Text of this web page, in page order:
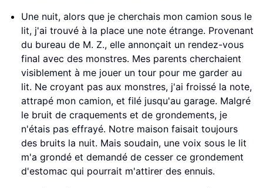
Une nuit, alors que je cherchais mon camion sous le
lit, j'ai trouvé à la place une note étrange. Provenant
du bureau de M. Z., elle annonçait un rendez-vous
final avec des monstres. Mes parents cherchaient
visiblement à me jouer un tour pour me garder au
lit. Ne croyant pas aux monstres, j'ai froissé la note,
attrapé mon camion, et filé jusqu'au garage. Malgré
le bruit de craquements et de grondements, je
n'étais pas effrayé. Notre maison faisait toujours
des bruits la nuit. Mais soudain, une voix sous le lit
m'a grondé et demandé de cesser ce grondement
d'estomac qui pourrait m'attirer des ennuis.